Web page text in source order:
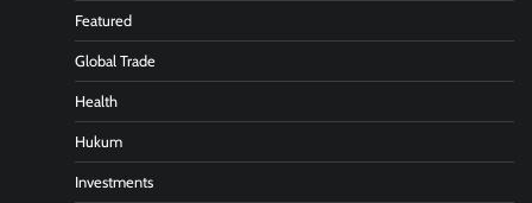
Featured
Global Trade
Health
Hukum
Investments